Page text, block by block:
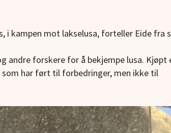
kampen mot lakselusa, forteller Eide fra
forskere for å bekjempe lusa. Kjøpt
har ført til forbedringer, men ikke til